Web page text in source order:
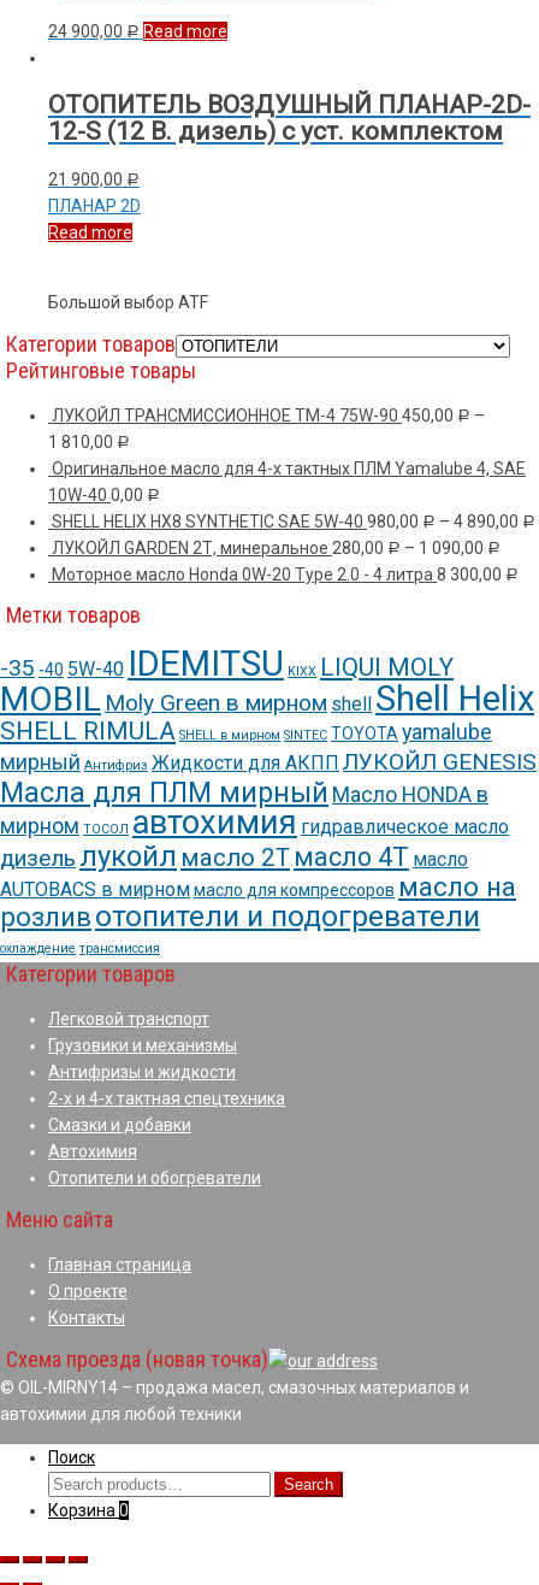
24 900,00 Р Read more
ОТОПИТЕЛЬ ВОЗДУШНЫЙ ПЛАНАР-2D-
12-S (12 В. дизель) с уст. комплектом
21 900,00 Р
ПЛАНАР 2D
Read more
Большой выбор ATF
Категории товаров
Рейтинговые товары
ЛУКОЙЛ ТРАНСМИССИОННОЕ ТМ-4 75W-90 450,00 Р –
1 810,00 Р
Оригинальное масло для 4-х тактных ПЛМ Yamalube 4, SAE
10W-40 0,00 Р
SHELL HELIX HX8 SYNTHETIC SAE 5W-40 980,00 Р – 4 890,00 Р
ЛУКОЙЛ GARDEN 2Т, минеральное 280,00 Р – 1 090,00 Р
Моторное масло Honda 0W-20 Type 2.0 - 4 литра 8 300,00 Р
Метки товаров
-35 -40 5W-40 IDEMITSU KIXX LIQUI MOLY
MOBIL Moly Green в мирном shell Shell Helix
SHELL RIMULA SHELL в мирном SINTEC TOYOTA yamalube
мирный Антифриз Жидкости для АКПП ЛУКОЙЛ GENESIS
Масла для ПЛМ мирный Масло HONDA в
мирном ТОСОЛ автохимия гидравлическое масло
дизель лукойл масло 2Т масло 4Т масло
AUTOBACS в мирноммасло для компрессоров масло на
розливотопители и подогреватели
охлаждение трансмиссия
Категории товаров
Легковой транспорт
Грузовики и механизмы
Антифризы и жидкости
2-х и 4-х тактная спецтехника
Смазки и добавки
Автохимия
Отопители и обогреватели
Меню сайта
Главная страница
О проекте
Контакты
Схема проезда (новая точка)
© OIL-MIRNY14 – продажа масел, смазочных материалов и
автохимии для любой техники
Поиск
Search
for:
Search
Корзина 0